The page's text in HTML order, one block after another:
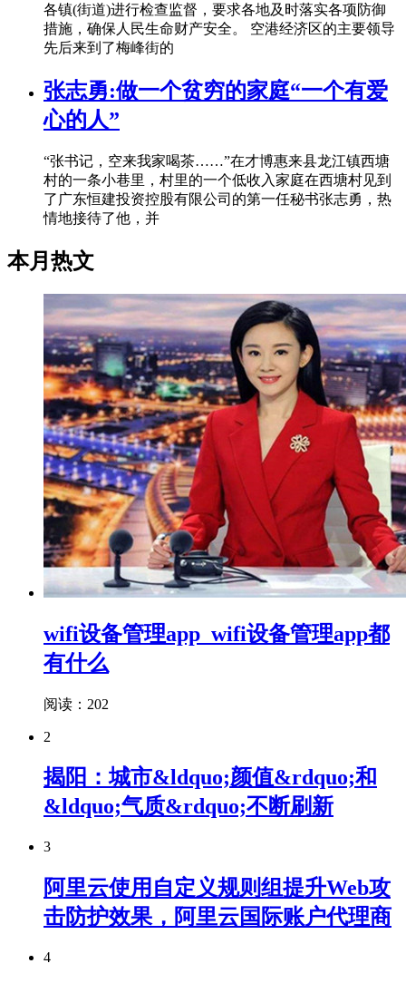
各镇(街道)进行检查监督，要求各地及时落实各项防御
措施，确保人民生命财产安全。 空港经济区的主要领导
先后来到了梅峰街的
张志勇:做一个贫穷的家庭“一个有爱
心的人”
“张书记，空来我家喝茶……”在才博惠来县龙江镇西塘
村的一条小巷里，村里的一个低收入家庭在西塘村见到
了广东恒建投资控股有限公司的第一任秘书张志勇，热
情地接待了他，并
本月热文
wifi设备管理app_wifi设备管理app都
有什么
阅读：202
2
揭阳：城市&ldquo;颜值&rdquo;和
&ldquo;气质&rdquo;不断刷新
3
阿里云使用自定义规则组提升Web攻
击防护效果，阿里云国际账户代理商
4